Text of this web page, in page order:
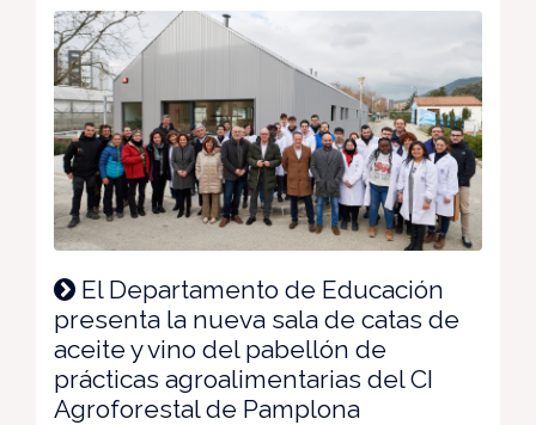
El Departamento de Educación
presenta la nueva sala de catas de
aceite y vino del pabellón de
prácticas agroalimentarias del CI
Agroforestal de Pamplona